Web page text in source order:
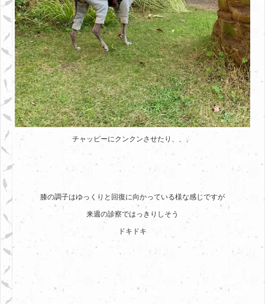
チャッピーにクンクンさせたり、、、
膝の調子はゆっくりと回復に向かっている様な感じですが
来週の診察ではっきりしそう
ドキドキ